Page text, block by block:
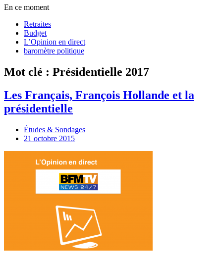
En ce moment
Retraites
Budget
L’Opinion en direct
baromètre politique
Mot clé : Présidentielle 2017
Les Français, François Hollande et la
présidentielle
Études & Sondages
21 octobre 2015